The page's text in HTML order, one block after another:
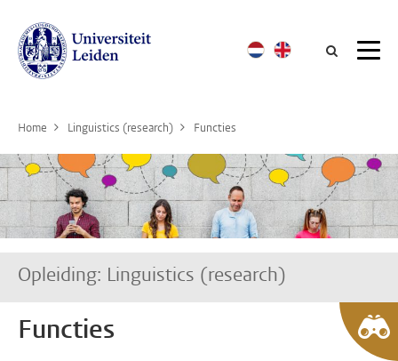
Home Linguistics (research) Functies
Opleiding: Linguistics (research)
Functies